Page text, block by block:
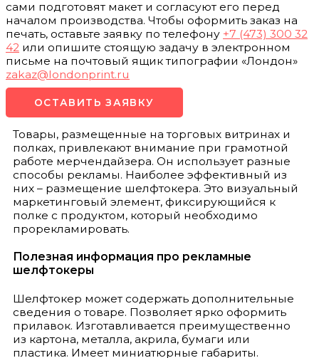
сами подготовят макет и согласуют его перед
началом производства. Чтобы оформить заказ на
печать, оставьте заявку по телефону +7 (473) 300 32
42 или опишите стоящую задачу в электронном
письме на почтовый ящик типографии «Лондон»
zakaz@londonprint.ru
ОСТАВИТЬ ЗАЯВКУ
Товары, размещенные на торговых витринах и
полках, привлекают внимание при грамотной
работе мерчендайзера. Он использует разные
способы рекламы. Наиболее эффективный из
них – размещение шелфтокера. Это визуальный
маркетинговый элемент, фиксирующийся к
полке с продуктом, который необходимо
прорекламировать.
Полезная информация про рекламные
шелфтокеры
Шелфтокер может содержать дополнительные
сведения о товаре. Позволяет ярко оформить
прилавок. Изготавливается преимущественно
из картона, металла, акрила, бумаги или
пластика. Имеет миниатюрные габариты.